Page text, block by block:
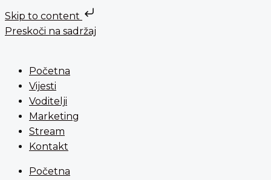
Skip to content
Preskoči na sadržaj
Početna
Vijesti
Voditelji
Marketing
Stream
Kontakt
Početna